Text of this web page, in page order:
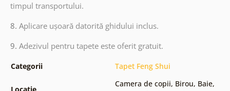
timpul transportului.
8. Aplicare ușoară datorită ghidului inclus.
9. Adezivul pentru tapete este oferit gratuit.
Categorii Tapet Feng Shui
Camera de copii, Birou, Baie,